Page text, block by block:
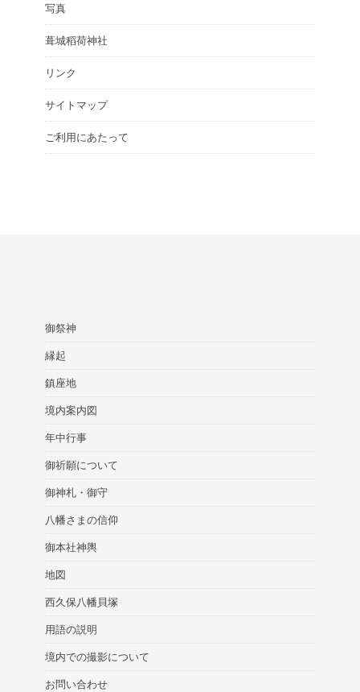
写真
葺城稻荷神社
リンク
サイトマップ
ご利用にあたって
御祭神
縁起
鎮座地
境内案内図
年中行事
御祈願について
御神札・御守
八幡さまの信仰
御本社神輿
地図
西久保八幡貝塚
用語の説明
境内での撮影について
お問い合わせ